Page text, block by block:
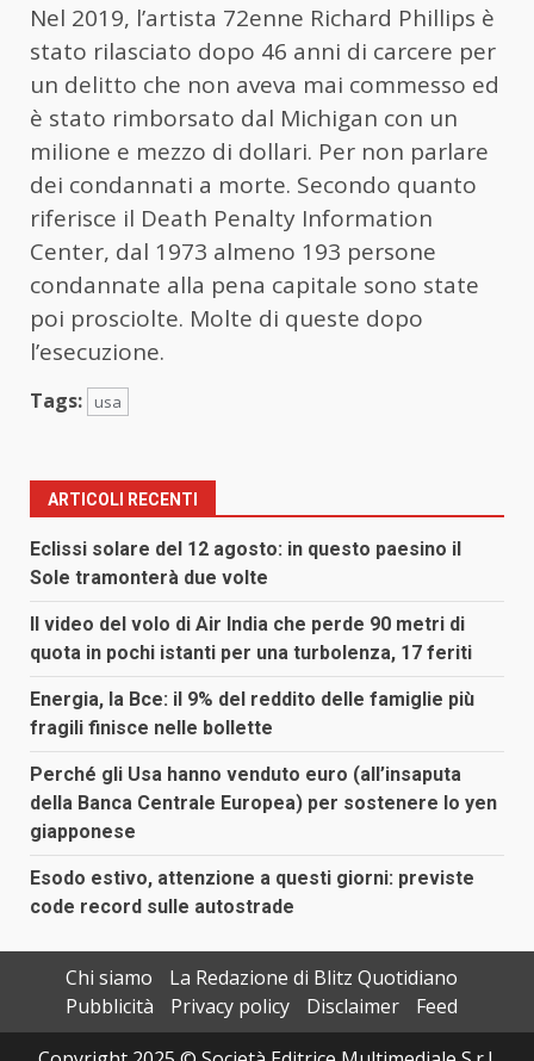
Nel 2019, l’artista 72enne Richard Phillips è
stato rilasciato dopo 46 anni di carcere per
un delitto che non aveva mai commesso ed
è stato rimborsato dal Michigan con un
milione e mezzo di dollari. Per non parlare
dei condannati a morte. Secondo quanto
riferisce il Death Penalty Information
Center, dal 1973 almeno 193 persone
condannate alla pena capitale sono state
poi prosciolte. Molte di queste dopo
l’esecuzione.
Tags: usa
ARTICOLI RECENTI
Eclissi solare del 12 agosto: in questo paesino il
Sole tramonterà due volte
Il video del volo di Air India che perde 90 metri di
quota in pochi istanti per una turbolenza, 17 feriti
Energia, la Bce: il 9% del reddito delle famiglie più
fragili finisce nelle bollette
Perché gli Usa hanno venduto euro (all’insaputa
della Banca Centrale Europea) per sostenere lo yen
giapponese
Esodo estivo, attenzione a questi giorni: previste
code record sulle autostrade
Chi siamo
La Redazione di Blitz Quotidiano
Pubblicità
Privacy policy Disclaimer
Feed